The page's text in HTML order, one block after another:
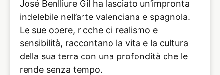
José Benlliure Gil ha lasciato un’impronta
indelebile nell’arte valenciana e spagnola.
Le sue opere, ricche di realismo e
sensibilità, raccontano la vita e la cultura
della sua terra con una profondità che le
rende senza tempo.